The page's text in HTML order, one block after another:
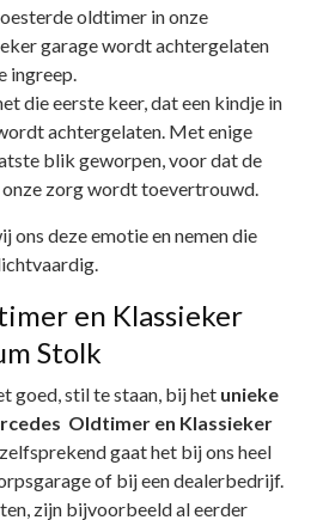
oldtimer in onze
garage wordt achtergelaten
ingreep.
die eerste keer, dat een kindje in
achtergelaten. Met enige
blik geworpen, voor dat de
zorg wordt toevertrouwd.
ons deze emotie en nemen die
en Klassieker
Stolk
goed, stil te staan, bij het unieke
Oldtimer en Klassieker
gaat het bij ons heel
of bij een dealerbedrijf.
zijn bijvoorbeeld al eerder